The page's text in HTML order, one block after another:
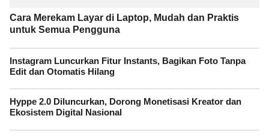
Cara Merekam Layar di Laptop, Mudah dan Praktis
untuk Semua Pengguna
Instagram Luncurkan Fitur Instants, Bagikan Foto Tanpa
Edit dan Otomatis Hilang
Hyppe 2.0 Diluncurkan, Dorong Monetisasi Kreator dan
Ekosistem Digital Nasional